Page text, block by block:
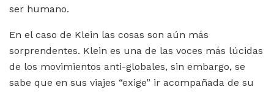
ser humano.
En el caso de Klein las cosas son aún más
sorprendentes. Klein es una de las voces más lúcidas
de los movimientos anti-globales, sin embargo, se
sabe que en sus viajes “exige” ir acompañada de su